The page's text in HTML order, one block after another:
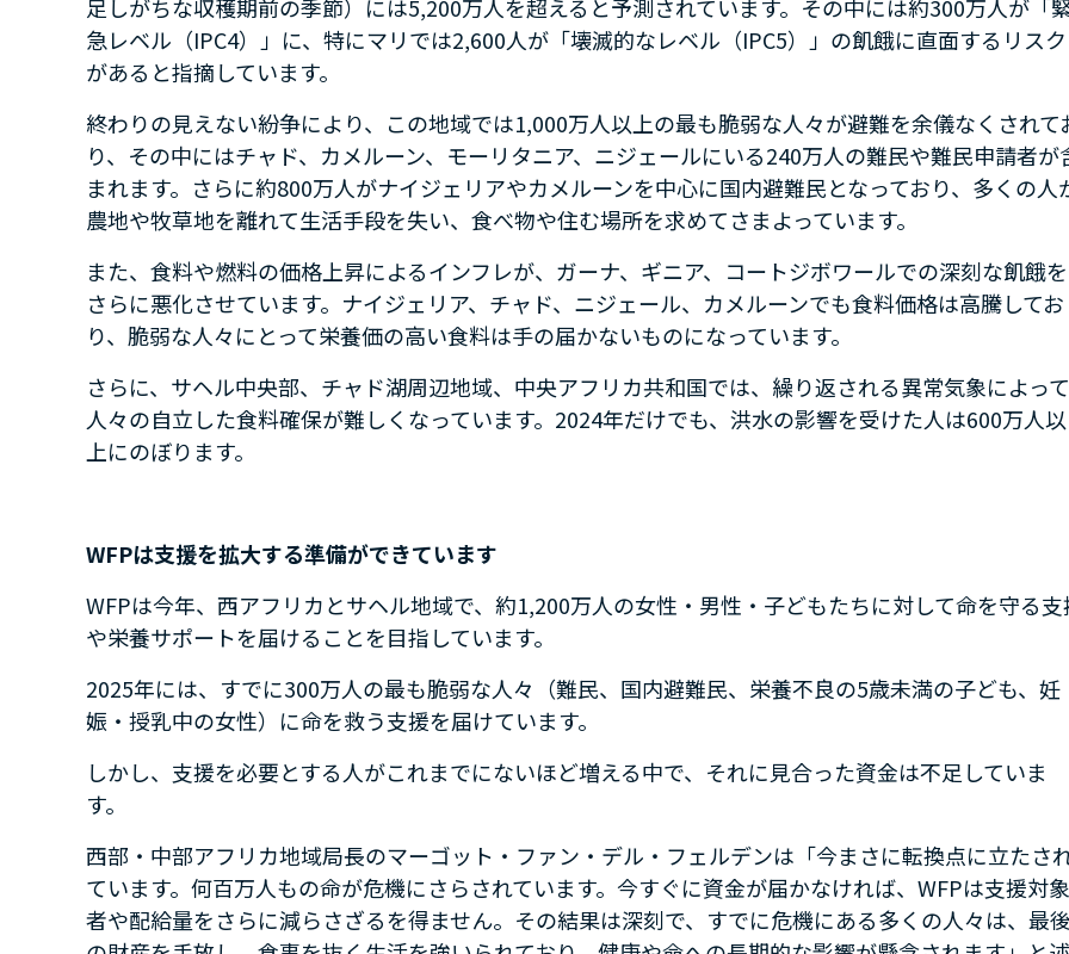
足しがちな収穫期前の季節）には5,200万人を超えると予測されています。その中には約300万人が「
急レベル（IPC4）」に、特にマリでは2,600人が「壊滅的なレベル（IPC5）」の飢餓に直面するリスク
があると指摘しています。
終わりの見えない紛争により、この地域では1,000万人以上の最も脆弱な人々が避難を余儀なくされて
り、その中にはチャド、カメルーン、モーリタニア、ニジェールにいる240万人の難民や難民申請者が
まれます。さらに約800万人がナイジェリアやカメルーンを中心に国内避難民となっており、多くの人
農地や牧草地を離れて生活手段を失い、食べ物や住む場所を求めてさまよっています。
また、食料や燃料の価格上昇によるインフレが、ガーナ、ギニア、コートジボワールでの深刻な飢餓を
さらに悪化させています。ナイジェリア、チャド、ニジェール、カメルーンでも食料価格は高騰してお
り、脆弱な人々にとって栄養価の高い食料は手の届かないものになっています。
さらに、サヘル中央部、チャド湖周辺地域、中央アフリカ共和国では、繰り返される異常気象によって
人々の自立した食料確保が難しくなっています。 2024年だけでも、洪水の影響を受けた人は600万人以
上にのぼります。
WFPは支援を拡大する準備ができています
WFPは今年、西アフリカとサヘル地域で、約1,200万人の女性・男性・子どもたちに対して命を守る支
や栄養サポートを届けることを目指しています。
2025年には、すでに300万人の最も脆弱な人々（難民、国内避難民、栄養不良の5歳未満の子ども、妊
娠・授乳中の女性）に命を救う支援を届けています。
しかし、支援を必要とする人がこれまでにないほど増える中で、それに見合った資金は不足していま
す。
西部・中部アフリカ地域局長のマーゴット・ファン・デル・フェルデンは「今まさに転換点に立たさ
ています。何百万人もの命が危機にさらされています。今すぐに資金が届かなければ、 WFPは支援対象
者や配給量をさらに減らさざるを得ません。その結果は深刻で、すでに危機にある多くの人々は、最